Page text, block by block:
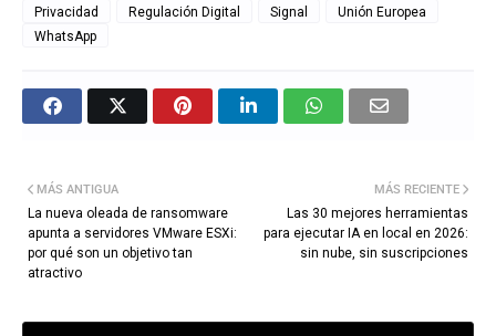
Privacidad
Regulación Digital Signal
Unión Europea
WhatsApp
MÁS RECIENTE
Las 30 mejores herramientas
para ejecutar IA en local en 2026:
sin nube, sin suscripciones
MÁS ANTIGUA
La nueva oleada de ransomware
apunta a servidores VMware ESXi:
por qué son un objetivo tan
atractivo